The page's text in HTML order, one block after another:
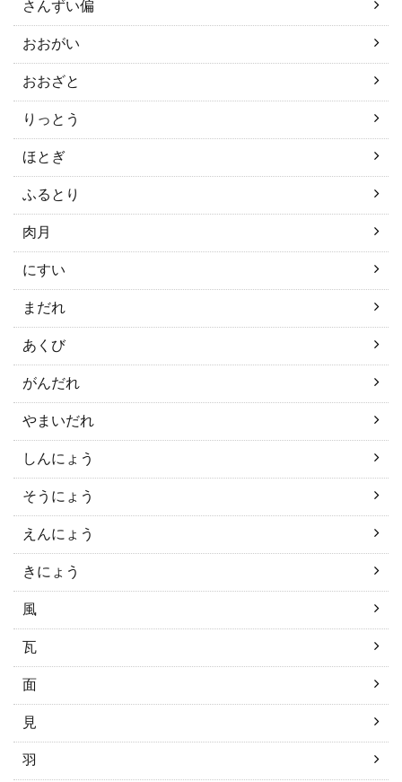
さんずい偏
おおがい
おおざと
りっとう
ほとぎ
ふるとり
肉月
にすい
まだれ
あくび
がんだれ
やまいだれ
しんにょう
そうにょう
えんにょう
きにょう
風
瓦
面
見
羽